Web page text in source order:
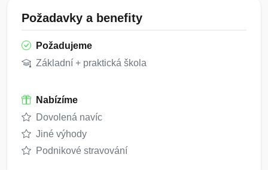
Požadavky a benefity
Požadujeme
Základní + praktická škola
Nabízíme
Dovolená navíc
Jiné výhody
Podnikové stravování